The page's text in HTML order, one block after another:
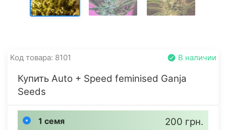
Код товара: 8101 В наличии
Купить Auto + Speed feminised Ganja
Seeds
1 семя 200 грн.